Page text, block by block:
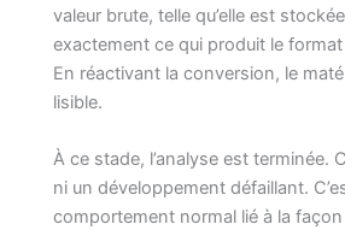
valeur brute, telle qu’elle est
exactement ce qui produit le
En réactivant la conversion, le
lisible.
À ce stade, l’analyse est terminée.
ni un développement défaillant.
comportement normal lié à la